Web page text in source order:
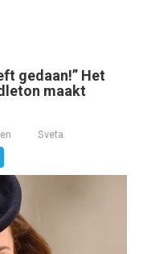
gedaan!” Het
maakt
Sveta